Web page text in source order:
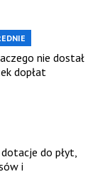
nie dostał
dopłat
do płyt,
i